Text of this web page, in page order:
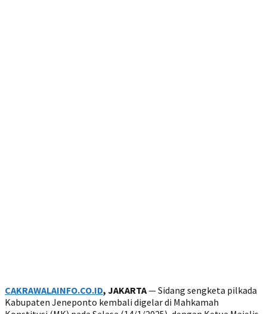
CAKRAWALAINFO.CO.ID, JAKARTA— Sidang sengketa pilkada
Kabupaten Jeneponto kembali digelar di Mahkamah